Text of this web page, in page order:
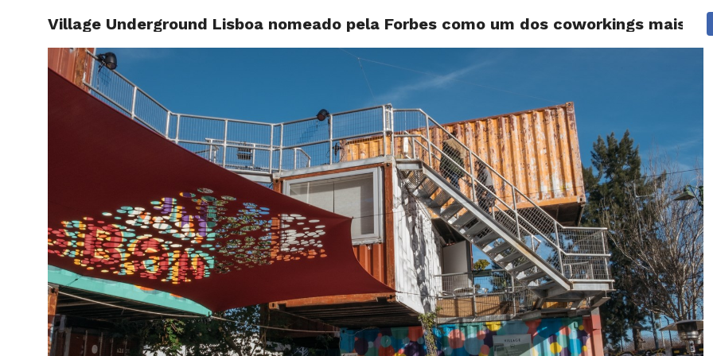
HOME NOTÍCIAS GOSSIP FUTEBOL AGENDA
Village Underground Lisboa nomeado pela Forbes como um dos coworkings mais